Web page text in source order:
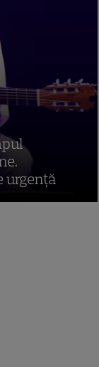
urgență